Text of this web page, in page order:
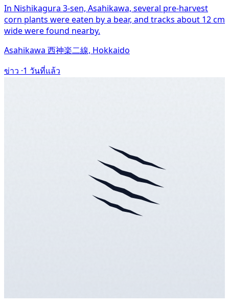
In Nishikagura 3-sen, Asahikawa, several pre-harvest
corn plants were eaten by a bear, and tracks about 12 cm
wide were found nearby.
Asahikawa 西神楽二線, Hokkaido
ข่าว ·1 วันที่แล้ว